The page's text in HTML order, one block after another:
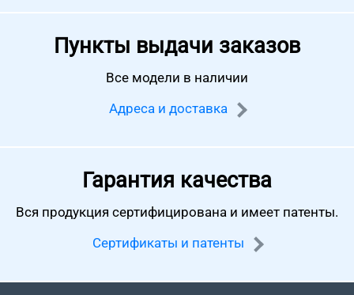
Пункты выдачи заказов
Все модели в наличии
Адреса и доставка
Гарантия качества
Вся продукция сертифицирована и имеет патенты.
Сертификаты и патенты